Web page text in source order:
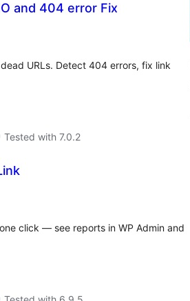
and 404 error Fix
URLs. Detect 404 errors, fix link
Tested with 7.0.2
click — see reports in WP Admin and